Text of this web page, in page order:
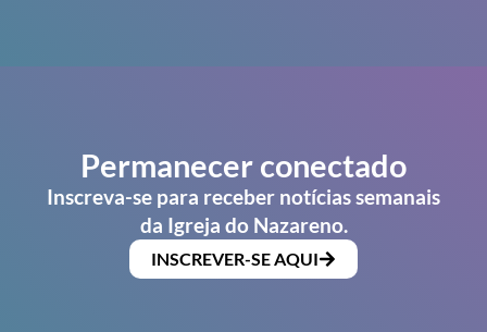
Permanecer conectado
Inscreva-se para receber notícias semanais
da Igreja do Nazareno.
INSCREVER-SE AQUI